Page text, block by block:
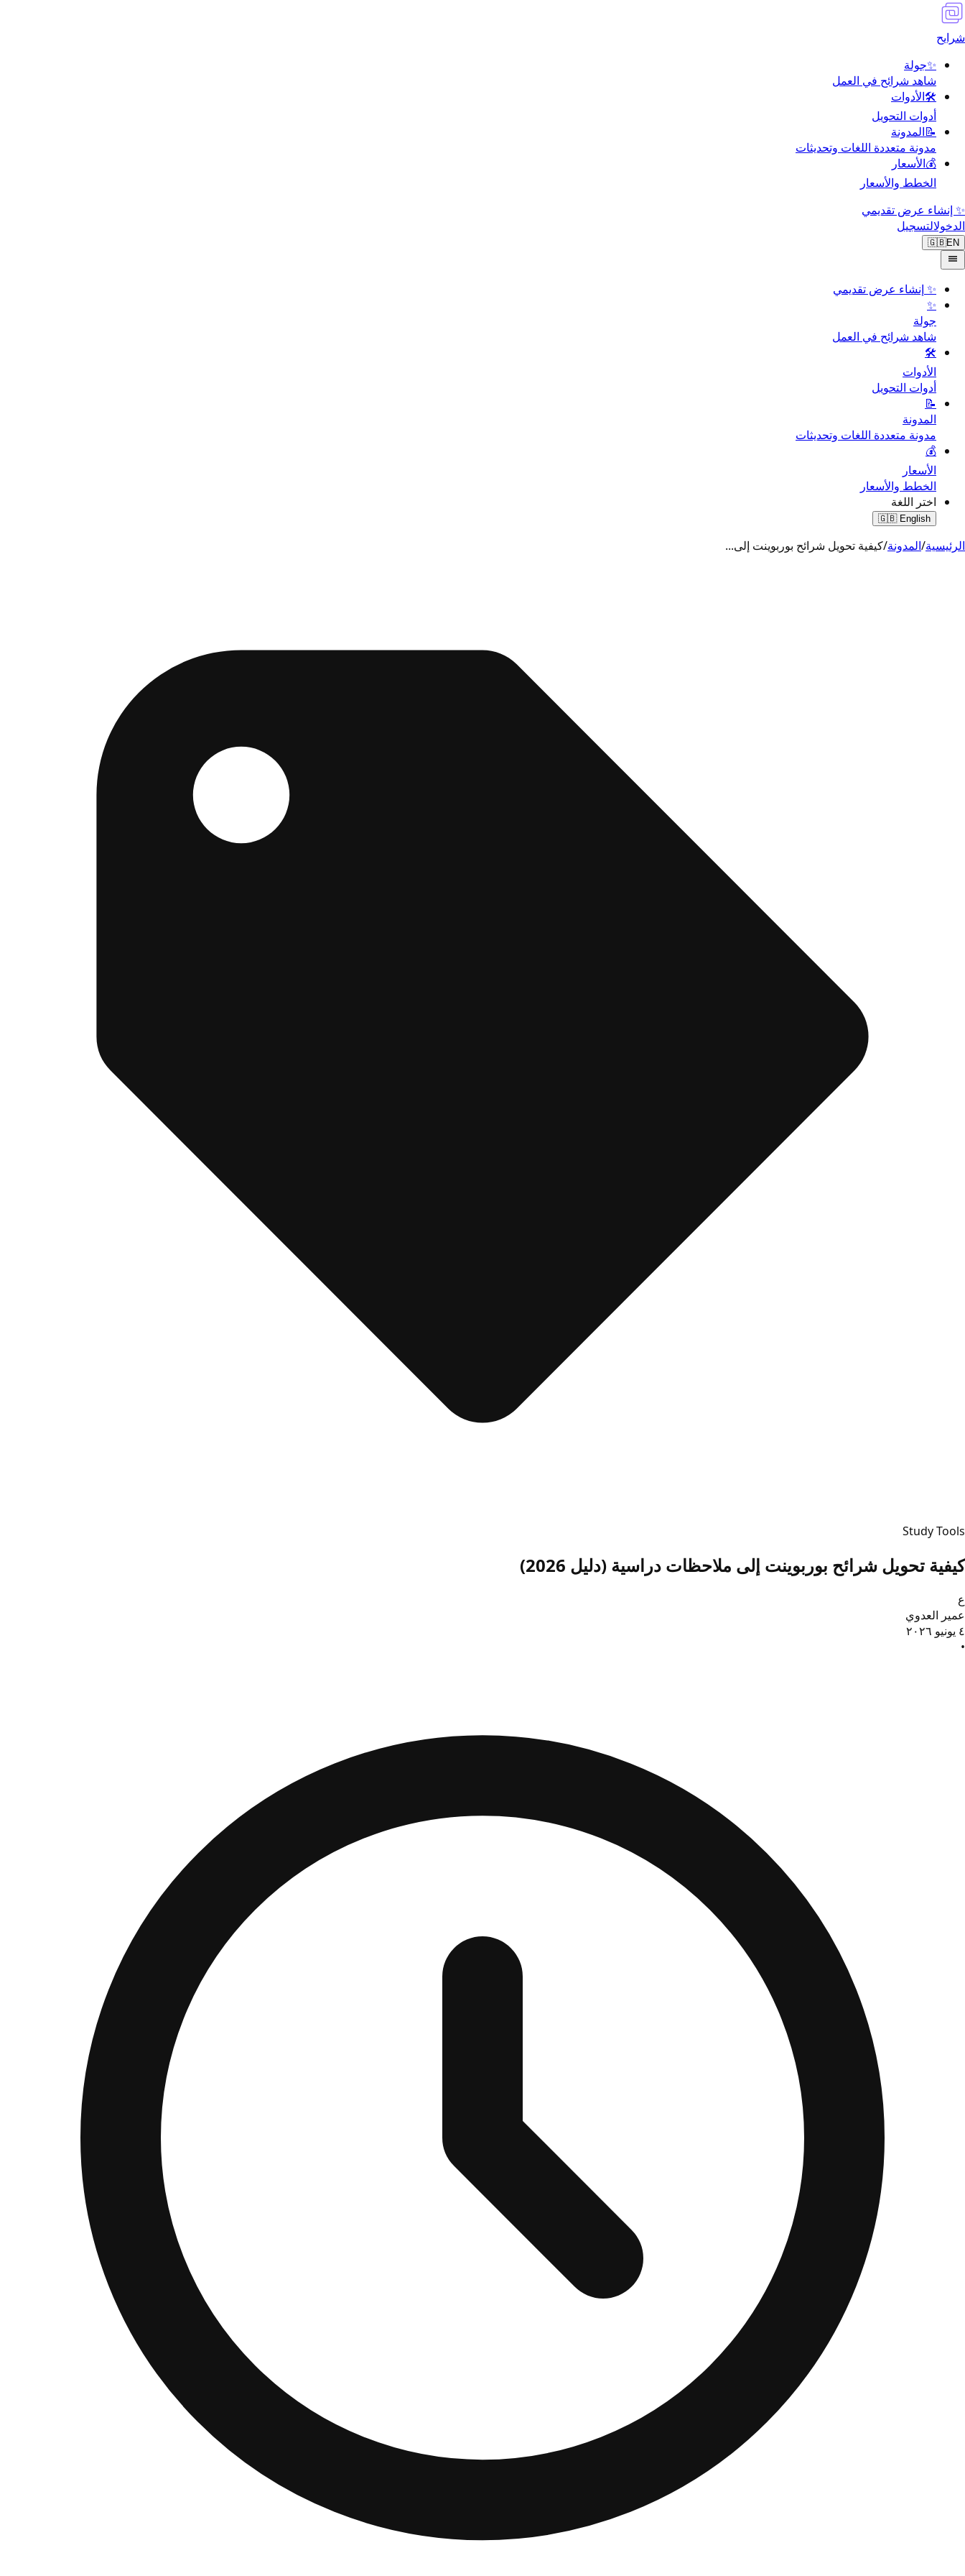
شرايح
✨جولة
شاهد شرائح في العمل
🛠️الأدوات
أدوات التحويل
📝المدونة
مدونة متعددة اللغات وتحديثات
💰الأسعار
الخطط والأسعار
✨ إنشاء عرض تقديمي
الدخولالتسجيل
🇬🇧EN
✨ إنشاء عرض تقديمي
✨
جولة
شاهد شرائح في العمل
🛠️
الأدوات
أدوات التحويل
📝
المدونة
مدونة متعددة اللغات وتحديثات
💰
الأسعار
الخطط والأسعار
اختر اللغة
🇬🇧English
الرئيسية/المدونة/كيفية تحويل شرائح بوربوينت إلى...
Study Tools
كيفية تحويل شرائح بوربوينت إلى ملاحظات دراسية (دليل 2026)
ع
عمير العدوي
٤ يونيو ٢٠٢٦
•